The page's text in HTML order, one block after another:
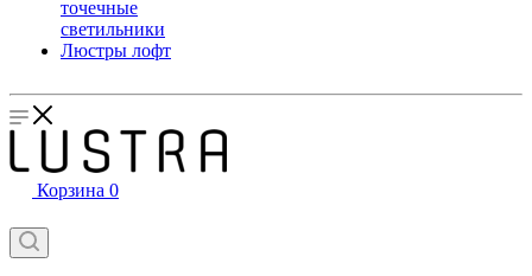
точечные
светильники
Люстры лофт
Корзина 0